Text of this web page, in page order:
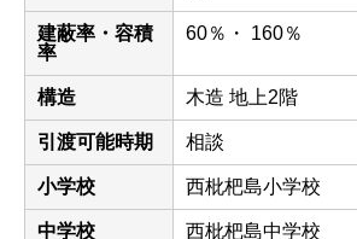
建蔽率・容積
率
60％・ 160％
構造 木造 地上2階
引渡可能時期 相談
小学校 西枇杷島小学校
中学校 西枇杷島中学校